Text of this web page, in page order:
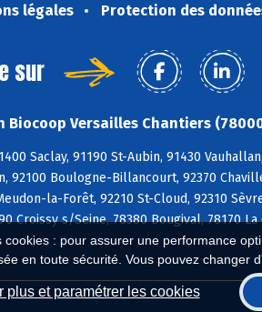
: pour assurer une performance
en toute sécurité. Vous pouvez
plus et paramétrer les cookies
légales Protection des
sur
Biocoop Versailles Chantiers
Saclay, 91190 St-Aubin, 91430
92100 Boulogne-Billancourt, 92370
la-Forêt, 92210 St-Cloud, 92310
Croissy s/Seine, 78380 Bougival, 78170